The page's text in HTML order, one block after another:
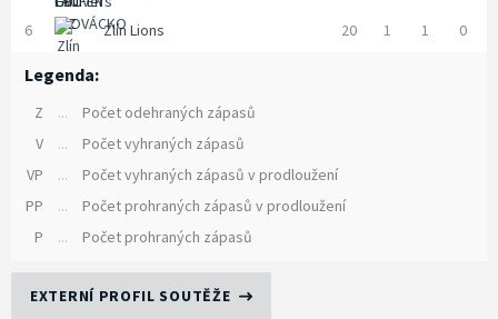
6 Zlín Lions 20 1 1 0
Legenda:
Z ...
Počet odehraných zápasů
V
...
Počet vyhraných zápasů
VP
...
Počet vyhraných zápasů v prodloužení
PP
...
Počet prohraných zápasů v prodloužení
P
... Počet prohraných zápasů
EXTERNÍ PROFIL SOUTĚŽE